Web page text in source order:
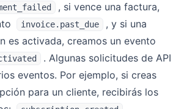
, si vence una factura,
invoice.past_due
, y si una
es activada, creamos un evento
. Algunas solicitudes de API
eventos. Por ejemplo, si creas
para un cliente, recibirás los